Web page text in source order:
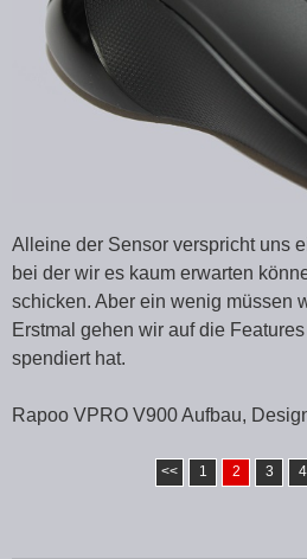
Alleine der Sensor verspricht uns
bei der wir es kaum erwarten
schicken. Aber ein wenig müssen
Erstmal gehen wir auf die
spendiert hat.
Rapoo VPRO V900 Aufbau,
<< 1 2 3 4